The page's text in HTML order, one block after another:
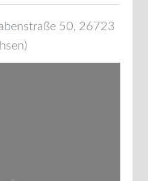
50, 26723
)